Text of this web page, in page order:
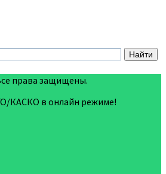
права защищены.
КАСКО в онлайн режиме!